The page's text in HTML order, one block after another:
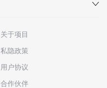
关于项目
私隐政策
用户协议
合作伙伴